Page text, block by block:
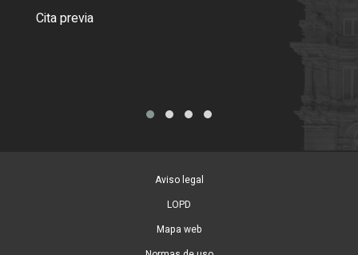
Cita previa
Aviso legal
LOPD
Mapa web